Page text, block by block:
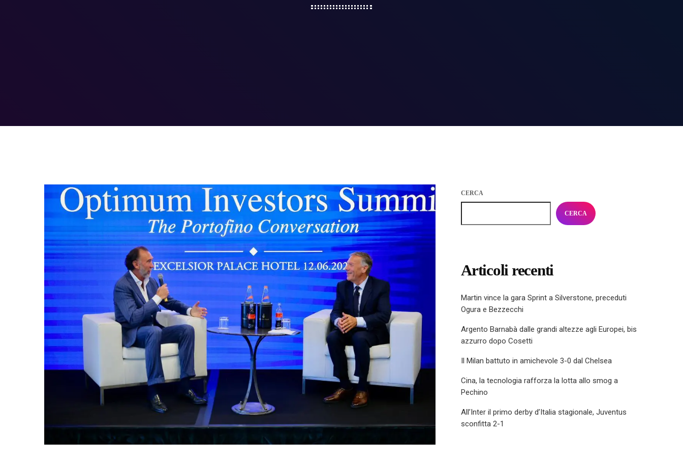
CERCA
CERCA
Articoli recenti
Martin vince la gara Sprint a Silverstone, preceduti
Ogura e Bezzecchi
Argento Barnabà dalle grandi altezze agli Europei, bis
azzurro dopo Cosetti
Il Milan battuto in amichevole 3-0 dal Chelsea
Cina, la tecnologia rafforza la lotta allo smog a
Pechino
All’Inter il primo derby d’Italia stagionale, Juventus
sconfitta 2-1